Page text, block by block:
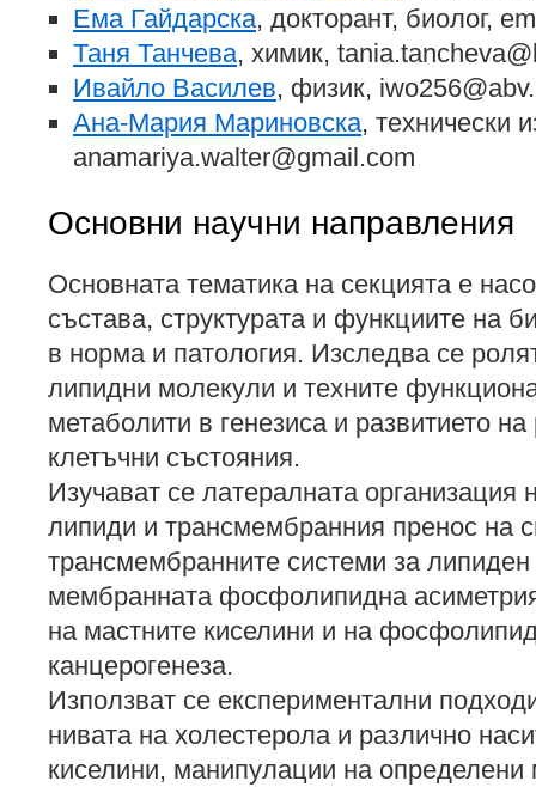
Ема Гайдарска, докторант, биолог,
Таня Танчева, химик,
Ивайло Василев, физик,
Ана-Мария Мариновска, технически
anamariya.walter@gmail.com
Основни научни направления
Основната тематика на секцията е
състава, структурата и функциите на
в норма и патология. Изследва се
липидни молекули и техните
метаболити в генезиса и развитието
клетъчни състояния.
Изучават се латералната организация
липиди и трансмембранния пренос на
трансмембранните системи за липиден
мембранната фосфолипидна
на мастните киселини и на
канцерогенеза.
Използват се експериментални
нивата на холестерола и различно
киселини, манипулации на